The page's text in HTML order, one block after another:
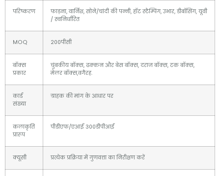
परिष्करण
फाड़ना, वार्निश, सोने/चांदी की पन्नी, हॉट स्टैम्पिंग, उभार, डीबॉसिंग, यूवी
/ स्वनिर्धारित
MOQ 200पीसी
बॉक्स
प्रकार
चुंबकीय बॉक्स, ढक्कन और बेस बॉक्स, दराज बॉक्स, टक बॉक्स,
मेलर बॉक्स,वगैरह.
कार्ड
संख्या
ग्राहक की मांग के आधार पर
कलाकृति
प्रारूप
पीडीएफ/एआई 300डीपीआई
क्यूसी प्रत्येक प्रक्रिया में गुणवत्ता का निरीक्षण करें